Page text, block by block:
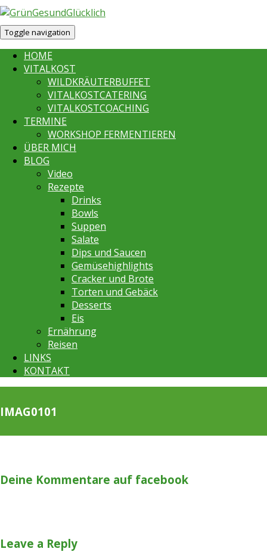
Toggle navigation
HOME
VITALKOST
WILDKRÄUTERBUFFET
VITALKOSTCATERING
VITALKOSTCOACHING
TERMINE
WORKSHOP FERMENTIEREN
ÜBER MICH
BLOG
Video
Rezepte
Drinks
Bowls
Suppen
Salate
Dips und Saucen
Gemüsehighlights
Cracker und Brote
Torten und Gebäck
Desserts
Eis
Ernährung
Reisen
LINKS
KONTAKT
IMAG0101
Deine Kommentare auf facebook
Leave a Reply